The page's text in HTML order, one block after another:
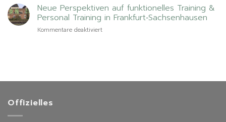
in
Frankfurt
–
R.E.S.E.T.
im
Doppel
–
Personal
Frankfurt‑Sachsenhausen
Neue Perspektiven auf funktionelles Training &
Personal Training in Frankfurt‑Sachsenhausen
Kommentare deaktiviertfür
&
Offizielles